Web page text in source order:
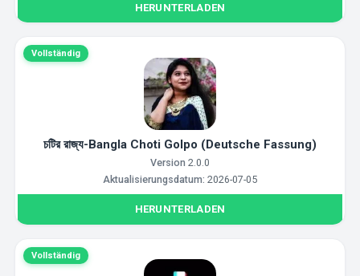
HERUNTERLADEN
Vollständig
চটির রাজ্য-Bangla Choti Golpo (Deutsche Fassung)
Version 2.0.0
Aktualisierungsdatum: 2026-07-05
HERUNTERLADEN
Vollständig